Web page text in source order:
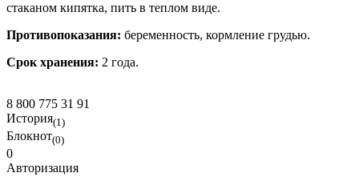
стаканом кипятка, пить в теплом виде.
Противопоказания: беременность, кормление грудью.
Срок хранения: 2 года.
8 800 775 31 91
История(1)
Блокнот(0)
0
Авторизация